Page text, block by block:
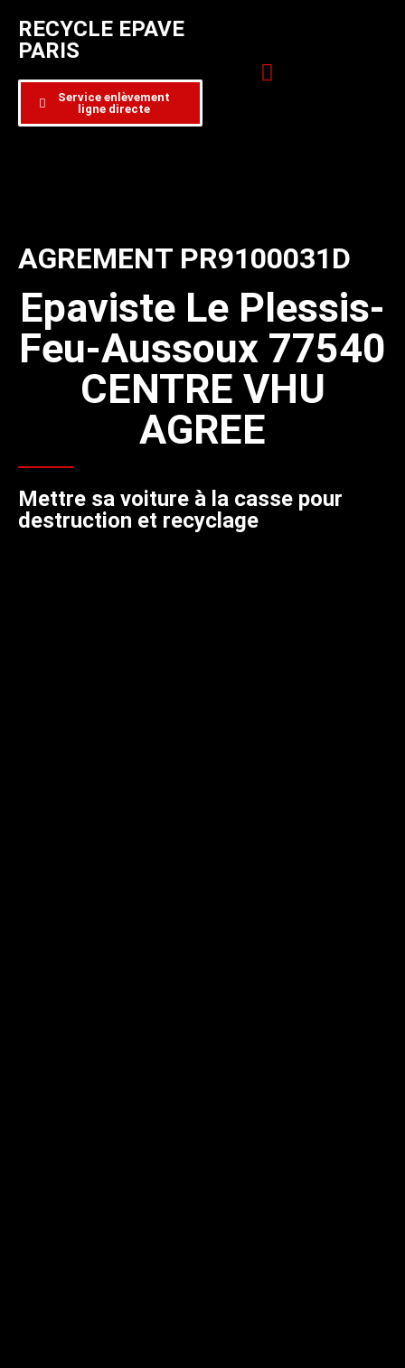
RECYCLE EPAVE
PARIS
Service enlèvement
ligne directe
AGREMENT PR9100031D
Epaviste Le Plessis-
Feu-Aussoux 77540
CENTRE VHU
AGREE
Mettre sa voiture à la casse pour
destruction et recyclage